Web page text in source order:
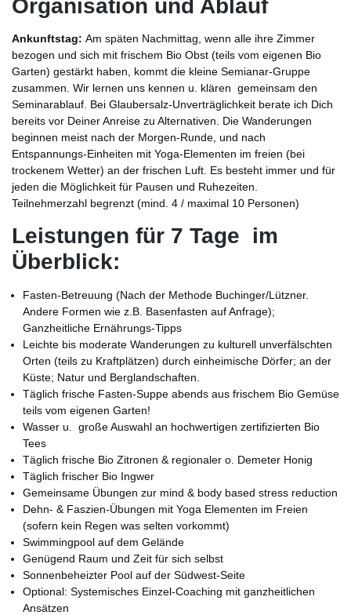
Organisation und Ablauf
Ankunftstag: Am späten Nachmittag, wenn alle ihre Zimmer
bezogen und sich mit frischem Bio Obst (teils vom eigenen Bio
Garten) gestärkt haben, kommt die kleine Semianar-Gruppe
zusammen. Wir lernen uns kennen u. klären gemeinsam den
Seminarablauf. Bei Glaubersalz-Unverträglichkeit berate ich Dich
bereits vor Deiner Anreise zu Alternativen. Die Wanderungen
beginnen meist nach der Morgen-Runde, und nach
Entspannungs-Einheiten mit Yoga-Elementen im freien (bei
trockenem Wetter) an der frischen Luft. Es besteht immer und für
jeden die Möglichkeit für Pausen und Ruhezeiten.
Teilnehmerzahl begrenzt (mind. 4 / maximal 10 Personen)
Leistungen für 7 Tage im
Überblick:
Fasten-Betreuung (Nach der Methode Buchinger/Lützner.
Andere Formen wie z.B. Basenfasten auf Anfrage);
Ganzheitliche Ernährungs-Tipps
Leichte bis moderate Wanderungen zu kulturell unverfälschten
Orten (teils zu Kraftplätzen) durch einheimische Dörfer; an der
Küste; Natur und Berglandschaften.
Täglich frische Fasten-Suppe abends aus frischem Bio Gemüse
teils vom eigenen Garten!
Wasser u. große Auswahl an hochwertigen zertifizierten Bio
Tees
Täglich frische Bio Zitronen & regionaler o. Demeter Honig
Täglich frischer Bio Ingwer
Gemeinsame Übungen zur mind & body based stress reduction
Dehn- & Faszien-Übungen mit Yoga Elementen im Freien
(sofern kein Regen was selten vorkommt)
Swimmingpool auf dem Gelände
Genügend Raum und Zeit für sich selbst
Sonnenbeheizter Pool auf der Südwest-Seite
Optional: Systemisches Einzel-Coaching mit ganzheitlichen
Ansätzen